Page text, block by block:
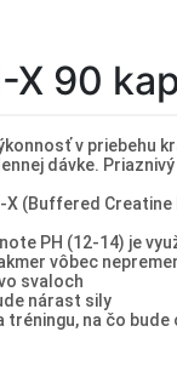
X 90
v priebehu
dávke.
X (Buffered
PH (12-14) je
vôbec
svaloch
nárast sily
tréningu, na čo